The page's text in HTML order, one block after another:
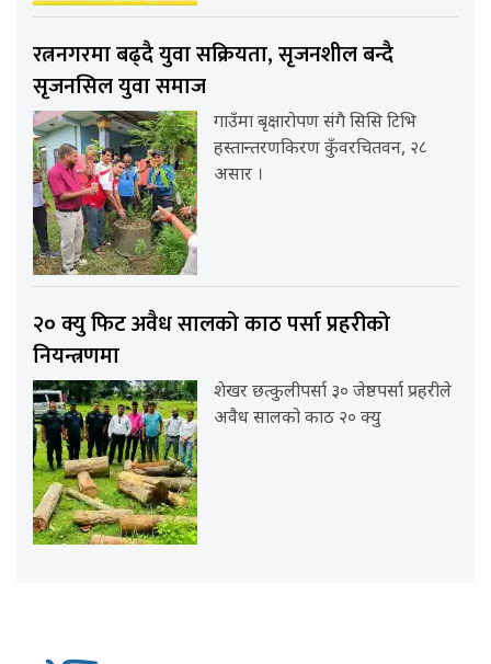
रत्ननगरमा बढ्दै युवा सक्रियता, सृजनशील बन्दै
सृजनसिल युवा समाज
गाउँमा बृक्षारोपण संगै सिसि टिभि
हस्तान्तरणकिरण कुँवरचितवन, २८
असार ।
२० क्यु फिट अवैध सालको काठ पर्सा प्रहरीको
नियन्त्रणमा
शेखर छत्कुलीपर्सा ३० जेष्ठपर्सा प्रहरीले
अवैध सालको काठ २० क्यु